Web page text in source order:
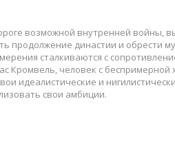
Военные
Семейные
Спортивные
Вестерны
возможной внутренней войны,
продолжение династии и обрести
сталкиваются с
Кромвель, человек с
идеалистические и
свои амбиции.